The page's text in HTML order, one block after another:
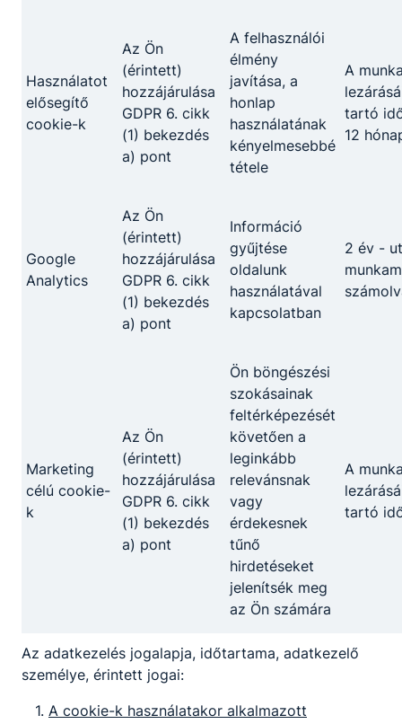
Okleveles technikusképzés
A felsőoktatási intézménnyel közösen kidolgozott
szakmai tudást biztosító képzés azoknak a jó
tanulmányi eredménnyel rendelkező tanulóknak
ajánlott, akik tudatosan szeretnék építeni
jövőjüket. A tanulók a képzés megfelelő
tanulmányi eredménnyel történt teljesítését
követően egyenes úton, már megszerzett
Használatot
elősegítő
cookie-k
Az Ön
(érintett)
hozzájárulása
GDPR 6. cikk
(1) bekezdés
a) pont
A felhasználói
élmény
javítása, a
honlap
használatának
kényelmesebbé
tétele
A
tartó
12
Google
Analytics
Az Ön
(érintett)
hozzájárulása
GDPR 6. cikk
(1) bekezdés
a) pont
Információ
gyűjtése
oldalunk
használatával
kapcsolatban
2 év -
Marketing
célú cookie-
k
Az Ön
(érintett)
hozzájárulása
GDPR 6. cikk
(1) bekezdés
a) pont
Ön böngészési
szokásainak
feltérképezését
követően a
leginkább
relevánsnak
vagy
érdekesnek
tűnő
hirdetéseket
jelenítsék meg
az Ön számára
A
tartó
Az adatkezelés jogalapja, időtartama, adatkezelő
személye, érintett jogai:
A cookie-k használatakor alkalmazott